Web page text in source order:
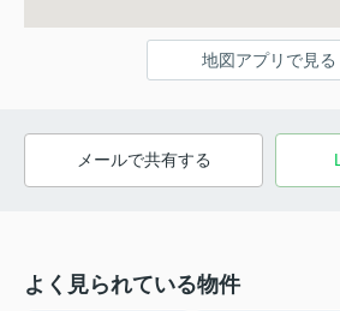
地図アプリで見る
メールで共有する
よく見られている物件